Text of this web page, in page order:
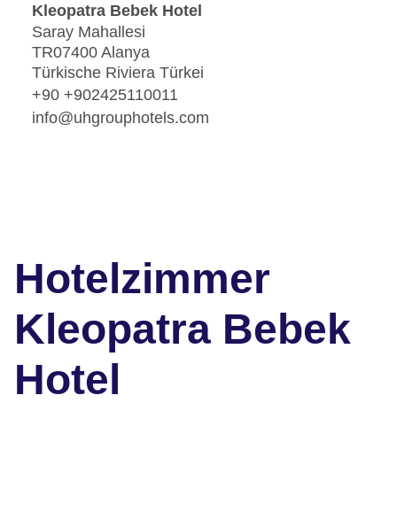
Kleopatra Bebek Hotel
Saray Mahallesi
TR07400 Alanya
Türkische Riviera Türkei
+90 +902425110011
info@uhgrouphotels.com
Hotelzimmer
Kleopatra Bebek
Hotel